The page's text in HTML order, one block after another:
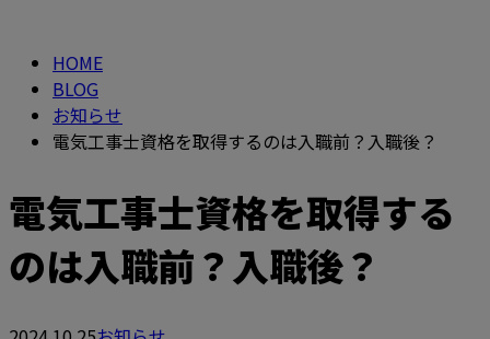
HOME
BLOG
お知らせ
電気工事士資格を取得するのは入職前？入職後？
電気工事士資格を取得する
のは入職前？入職後？